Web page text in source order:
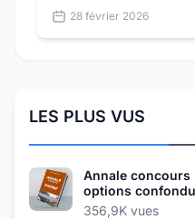
28 février 2026
LES PLUS VUS
Annale concours
options
356,9K vues